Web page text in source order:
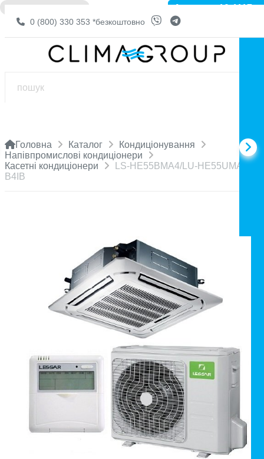
0 (800) 330 353 *безкоштовно
Головна Каталог
Кондиціонування
Напівпромислові кондиціонери
Касетні кондиціонери
LS-HE55BMA4/LU-HE55UMA4/LZ-
B4IB
Артикул: 10-1117
❌ НЕМА В НАЯВНОСТІ